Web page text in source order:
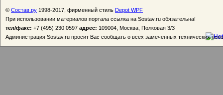
© Состав.ру 1998-2017, фирменный стиль Depot WPF
При использовании материалов портала ссылка на Sostav.ru обязательна!
тел/факс: +7 (495) 230 0597 адрес: 109004, Москва, Полковая 3/3
Администрация Sostav.ru просит Вас сообщать о всех замеченных технических